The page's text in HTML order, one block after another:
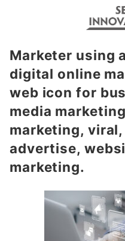
Marketer using
digital online
web icon for
media
marketing, viral,
advertise,
marketing.